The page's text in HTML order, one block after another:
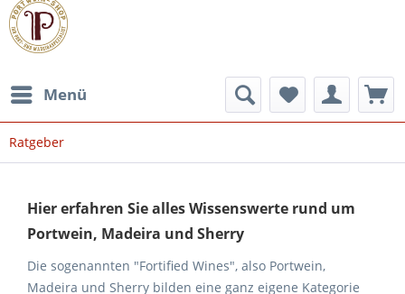
Menü
Ratgeber
Hier erfahren Sie alles Wissenswerte rund um
Portwein, Madeira und Sherry
Die sogenannten "Fortified Wines", also Portwein,
Madeira und Sherry bilden eine ganz eigene Kategorie